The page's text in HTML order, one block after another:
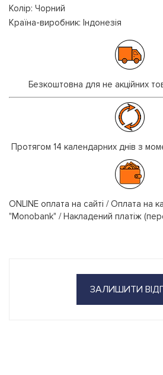
Колір: Чорний
Країна-виробник: Індонезія
Безкоштовна для не акційних
Протягом 14 календарних днів з
ONLINE оплата на сайті / Оплата на
"Monobank" / Накладений платіж
ЗАЛИШИТИ